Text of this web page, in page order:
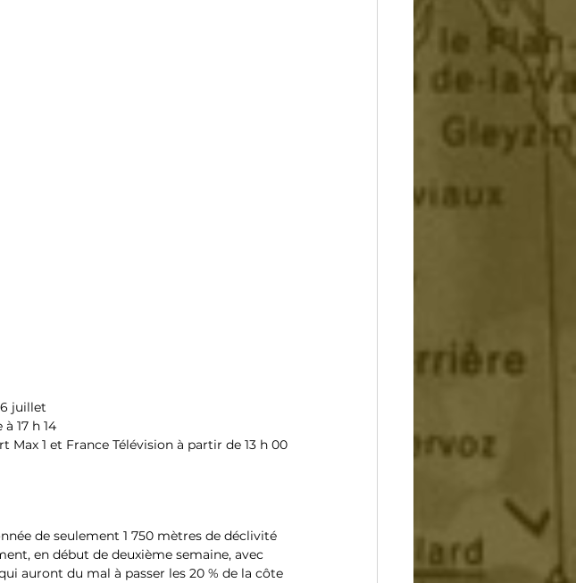
juillet
17 h 14
Max 1 et France Télévision à partir de 13 h 00
de seulement 1 750 mètres de déclivité
en début de deuxième semaine, avec
auront du mal à passer les 20 % de la côte